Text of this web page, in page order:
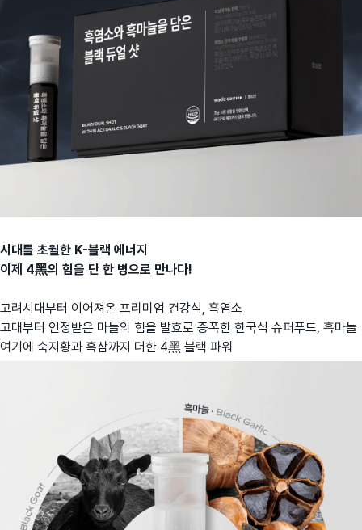
시대를 초월한 K-블랙 에너지
이제 4黑의 힘을 단 한 병으로 만나다!
고려시대부터 이어져온 프리미엄 건강식, 흑염소
고대부터 인정받은 마늘의 힘을 발효로 증폭한 한국식 슈퍼푸드, 흑마늘
여기에 숙지황과 흑삼까지 더한 4黑 블랙 파워